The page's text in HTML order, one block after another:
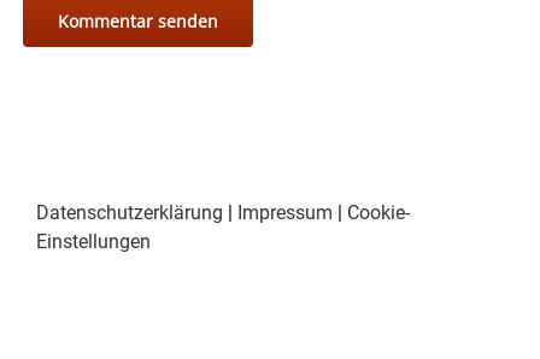
Datenschutzerklärung | Impressum | Cookie-
Einstellungen